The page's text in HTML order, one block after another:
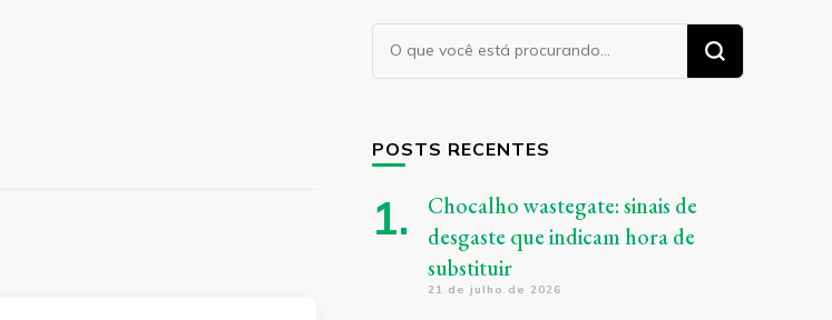
POSTS RECENTES
Chocalho wastegate: sinais de
desgaste que indicam hora de
substituir
21 de julho de 2026